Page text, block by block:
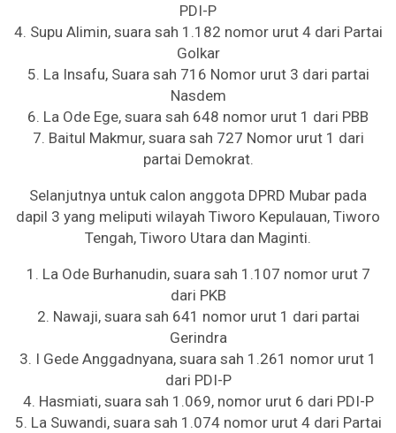
PDI-P
4. Supu Alimin, suara sah 1.182 nomor urut 4 dari Partai
Golkar
5. La Insafu, Suara sah 716 Nomor urut 3 dari partai
Nasdem
6. La Ode Ege, suara sah 648 nomor urut 1 dari PBB
7. Baitul Makmur, suara sah 727 Nomor urut 1 dari
partai Demokrat.
Selanjutnya untuk calon anggota DPRD Mubar pada
dapil 3 yang meliputi wilayah Tiworo Kepulauan, Tiworo
Tengah, Tiworo Utara dan Maginti.
1. La Ode Burhanudin, suara sah 1.107 nomor urut 7
dari PKB
2. Nawaji, suara sah 641 nomor urut 1 dari partai
Gerindra
3. I Gede Anggadnyana, suara sah 1.261 nomor urut 1
dari PDI-P
4. Hasmiati, suara sah 1.069, nomor urut 6 dari PDI-P
5. La Suwandi, suara sah 1.074 nomor urut 4 dari Partai